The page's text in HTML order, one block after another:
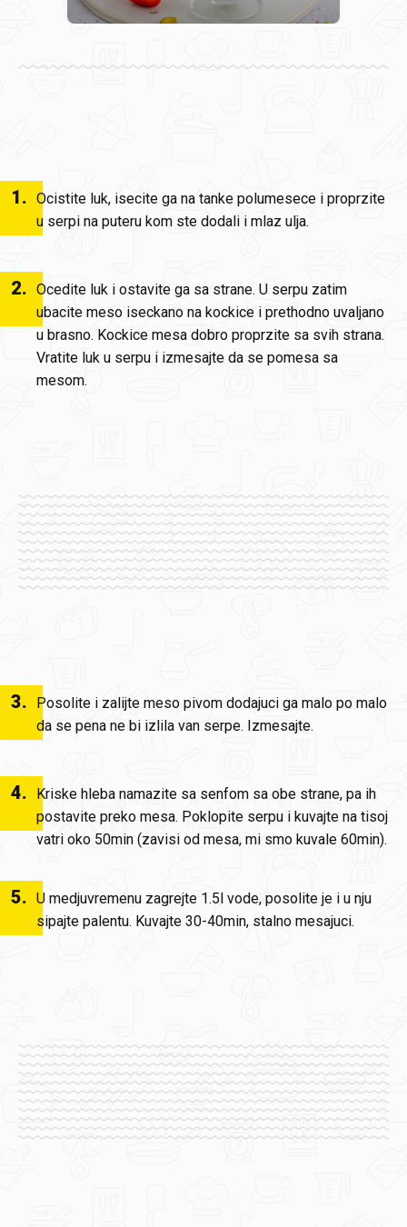
1. Ocistite luk, isecite ga na tanke polumesece i proprzite
u serpi na puteru kom ste dodali i mlaz ulja.
2. Ocedite luk i ostavite ga sa strane. U serpu zatim
ubacite meso iseckano na kockice i prethodno uvaljano
u brasno. Kockice mesa dobro proprzite sa svih strana.
Vratite luk u serpu i izmesajte da se pomesa sa
mesom.
3.
Posolite i zalijte meso pivom dodajuci ga malo po malo
da se pena ne bi izlila van serpe. Izmesajte.
4.
Kriske hleba namazite sa senfom sa obe strane, pa ih
postavite preko mesa. Poklopite serpu i kuvajte na tisoj
vatri oko 50min (zavisi od mesa, mi smo kuvale 60min).
5. U medjuvremenu zagrejte 1.5l vode, posolite je i u nju
sipajte palentu. Kuvajte 30-40min, stalno mesajuci.